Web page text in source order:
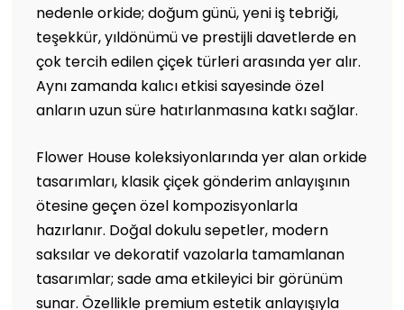
nedenle orkide; doğum günü, yeni iş tebriği,
teşekkür, yıldönümü ve prestijli davetlerde en
çok tercih edilen çiçek türleri arasında yer alır.
Aynı zamanda kalıcı etkisi sayesinde özel
anların uzun süre hatırlanmasına katkı sağlar.
Flower House koleksiyonlarında yer alan orkide
tasarımları, klasik çiçek gönderim anlayışının
ötesine geçen özel kompozisyonlarla
hazırlanır. Doğal dokulu sepetler, modern
saksılar ve dekoratif vazolarla tamamlanan
tasarımlar; sade ama etkileyici bir görünüm
sunar. Özellikle premium estetik anlayışıyla